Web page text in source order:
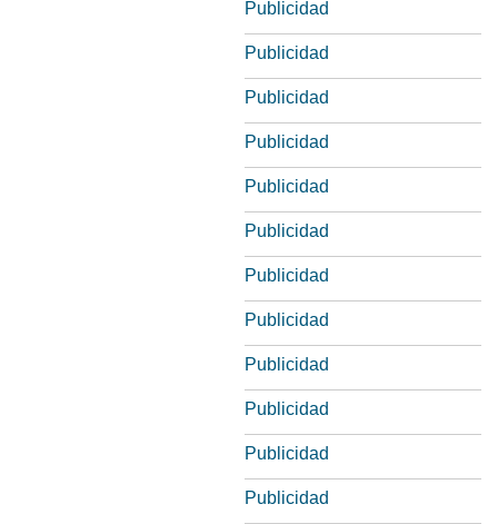
Publicidad
Publicidad
Publicidad
Publicidad
Publicidad
Publicidad
Publicidad
Publicidad
Publicidad
Publicidad
Publicidad
Publicidad